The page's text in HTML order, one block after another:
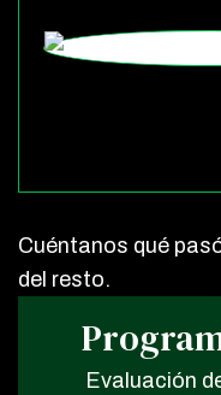
Cuéntanos qué
del resto.
Evaluación